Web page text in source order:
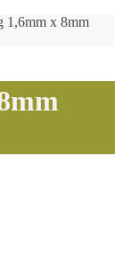
1,6mm x 8mm